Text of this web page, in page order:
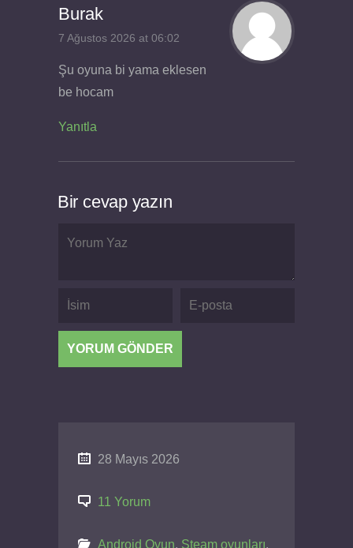
Burak
7 Ağustos 2026 at 06:02
Şu oyuna bi yama eklesen
be hocam
Yanıtla
Bir cevap yazın
28 Mayıs 2026
11 Yorum
Android Oyun, Steam oyunları,